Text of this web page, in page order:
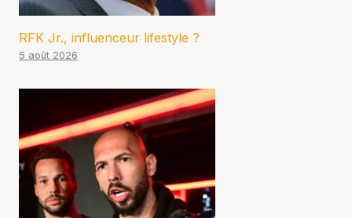
RFK Jr., influenceur lifestyle ?
5 août 2026